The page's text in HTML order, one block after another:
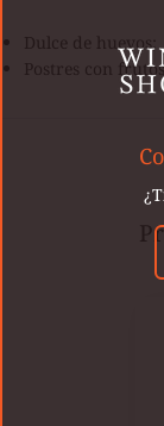
Dulce de huevos;
Postres con